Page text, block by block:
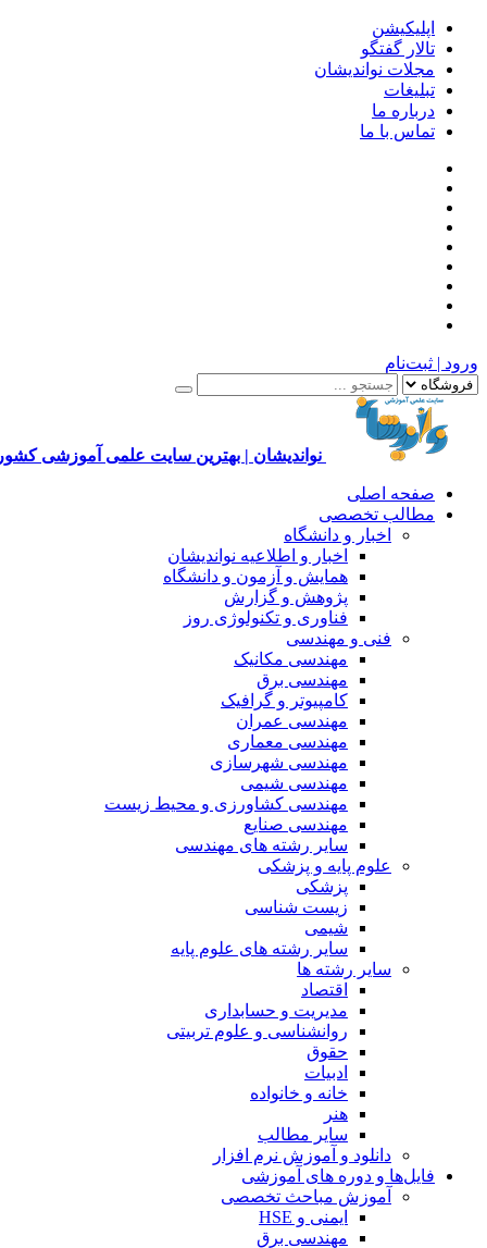
اپلیکیشن
تالار گفتگو
مجلات نواندیشان
تبلیغات
درباره ما
تماس با ما
ورود | ثبت‌نام
نواندیشان | بهترین سایت علمی آموزشی کشور
صفحه اصلی
مطالب تخصصی
اخبار و دانشگاه
اخبار و اطلاعیه نواندیشان
همایش و آزمون و دانشگاه
پژوهش و گزارش
فناوری و تکنولوژی روز
فنی و مهندسی
مهندسی مکانیک
مهندسی برق
کامپیوتر و گرافیک
مهندسی عمران
مهندسی معماری
مهندسی شهرسازی
مهندسی شیمی
مهندسی کشاورزی و محیط زیست
مهندسی صنایع
سایر رشته های مهندسی
علوم پایه و پزشکی
پزشکی
زیست شناسی
شیمی
سایر رشته های علوم پایه
سایر رشته ها
اقتصاد
مدیریت و حسابداری
روانشناسی و علوم تربیتی
حقوق
ادبیات
خانه و خانواده
هنر
سایر مطالب
دانلود و آموزش نرم افزار
فایل‌ها و دوره های آموزشی
آموزش مباحث تخصصی
ایمنی و HSE
مهندسی برق